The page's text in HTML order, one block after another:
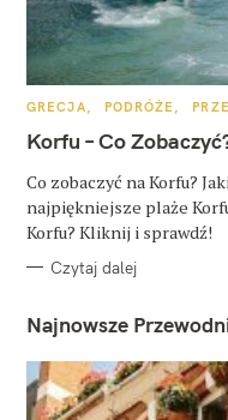
K
T
E
O
R
I
GRECJA PODRÓŻE
Korfu – Co
Co zobaczyć na Korfu?
najpiękniejsze plaże
Korfu? Kliknij i sprawdź!
Czytaj dalej
Najnowsze